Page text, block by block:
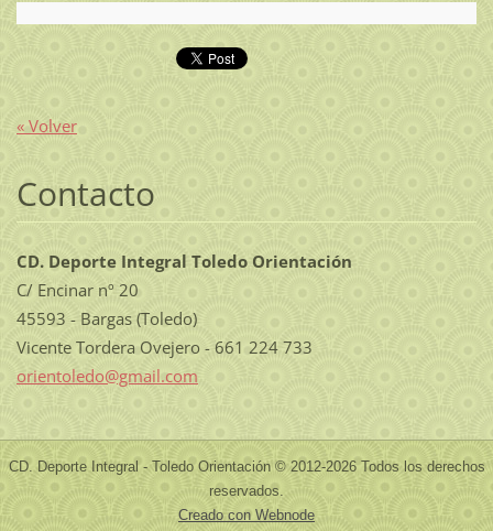
« Volver
Contacto
CD. Deporte Integral Toledo Orientación
C/ Encinar nº 20
45593 - Bargas (Toledo)
Vicente Tordera Ovejero - 661 224 733
orientoledo@gmail.com
CD. Deporte Integral - Toledo Orientación © 2012-2026 Todos los derechos
reservados.
Creado con Webnode